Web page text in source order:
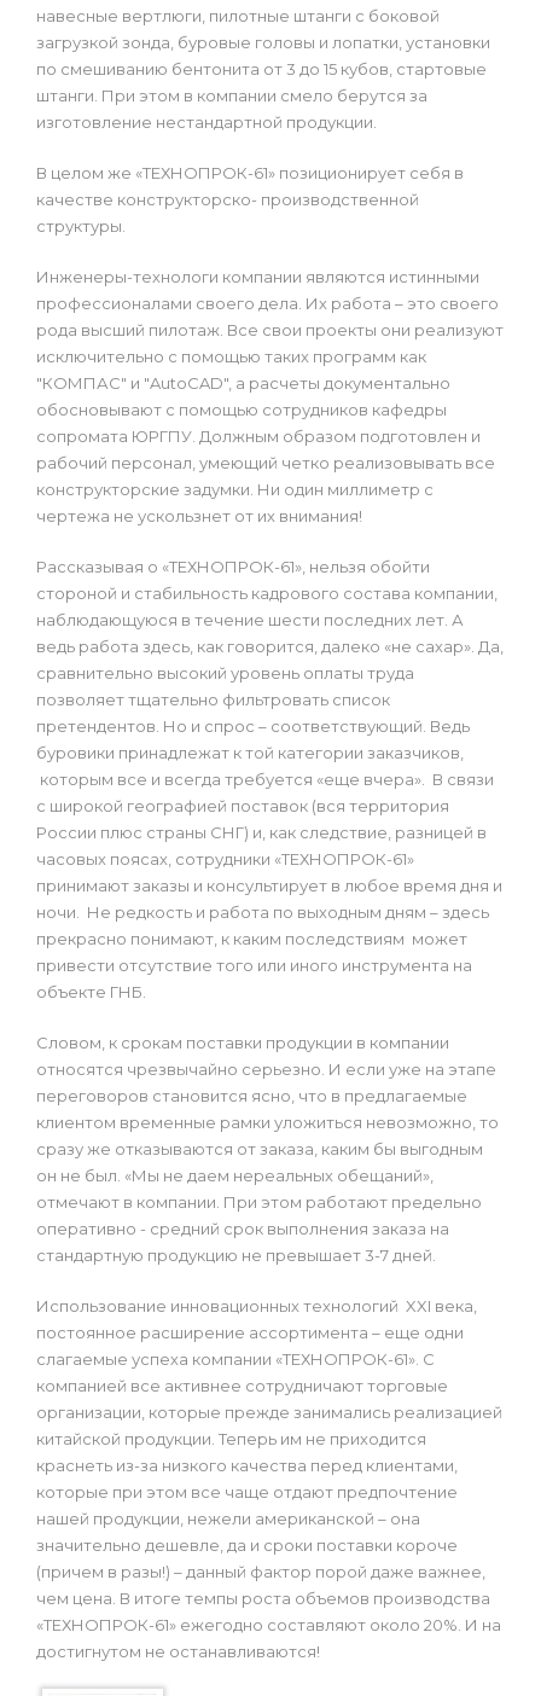
навесные вертлюги, пилотные штанги с боковой
загрузкой зонда, буровые головы и лопатки, установки
по смешиванию бентонита от 3 до 15 кубов, стартовые
штанги. При этом в компании смело берутся за
изготовление нестандартной продукции.
В целом же «ТЕХНОПРОК-61» позиционирует себя в
качестве конструкторско- производственной
структуры.
Инженеры-технологи компании являются истинными
профессионалами своего дела. Их работа – это своего
рода высший пилотаж. Все свои проекты они реализуют
исключительно с помощью таких программ как
"КОМПАС" и "AutoCAD", а расчеты документально
обосновывают с помощью сотрудников кафедры
сопромата ЮРГПУ. Должным образом подготовлен и
рабочий персонал, умеющий четко реализовывать все
конструкторские задумки. Ни один миллиметр с
чертежа не ускользнет от их внимания!
Рассказывая о «ТЕХНОПРОК-61», нельзя обойти
стороной и стабильность кадрового состава компании,
наблюдающуюся в течение шести последних лет. А
ведь работа здесь, как говорится, далеко «не сахар». Да,
сравнительно высокий уровень оплаты труда
позволяет тщательно фильтровать список
претендентов. Но и спрос – соответствующий. Ведь
буровики принадлежат к той категории заказчиков,
которым все и всегда требуется «еще вчера». В связи
с широкой географией поставок (вся территория
России плюс страны СНГ) и, как следствие, разницей в
часовых поясах, сотрудники «ТЕХНОПРОК-61»
принимают заказы и консультирует в любое время дня и
ночи. Не редкость и работа по выходным дням – здесь
прекрасно понимают, к каким последствиям может
привести отсутствие того или иного инструмента на
объекте ГНБ.
Словом, к срокам поставки продукции в компании
относятся чрезвычайно серьезно. И если уже на этапе
переговоров становится ясно, что в предлагаемые
клиентом временные рамки уложиться невозможно, то
сразу же отказываются от заказа, каким бы выгодным
он не был. «Мы не даем нереальных обещаний»,
отмечают в компании. При этом работают предельно
оперативно - средний срок выполнения заказа на
стандартную продукцию не превышает 3-7 дней.
Использование инновационных технологий XXI века,
постоянное расширение ассортимента – еще одни
слагаемые успеха компании «ТЕХНОПРОК-61». С
компанией все активнее сотрудничают торговые
организации, которые прежде занимались реализацией
китайской продукции. Теперь им не приходится
краснеть из-за низкого качества перед клиентами,
которые при этом все чаще отдают предпочтение
нашей продукции, нежели американской – она
значительно дешевле, да и сроки поставки короче
(причем в разы!) – данный фактор порой даже важнее,
чем цена. В итоге темпы роста объемов производства
«ТЕХНОПРОК-61» ежегодно составляют около 20%. И на
достигнутом не останавливаются!